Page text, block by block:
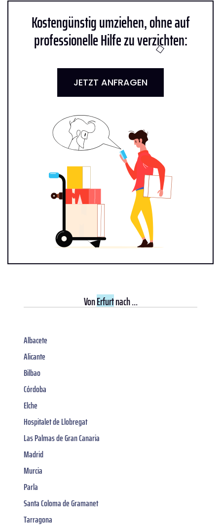
Kostengünstig umziehen, ohne auf
professionelle Hilfe zu verzichten:
JETZT ANFRAGEN
VonErfurtnach ...
Albacete
Alicante
Bilbao
Córdoba
Elche
Hospitalet de Llobregat
Las Palmas de Gran Canaria
Madrid
Murcia
Parla
Santa Coloma de Gramanet
Tarragona